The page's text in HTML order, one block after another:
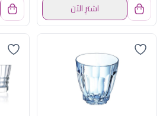
اشترِ الآن